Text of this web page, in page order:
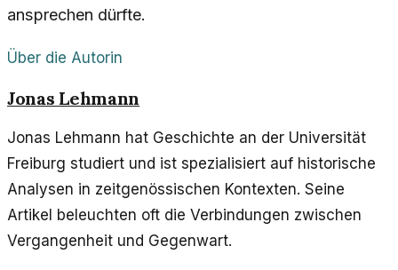
ansprechen dürfte.
Über die Autorin
Jonas Lehmann
Jonas Lehmann hat Geschichte an der Universität
Freiburg studiert und ist spezialisiert auf historische
Analysen in zeitgenössischen Kontexten. Seine
Artikel beleuchten oft die Verbindungen zwischen
Vergangenheit und Gegenwart.